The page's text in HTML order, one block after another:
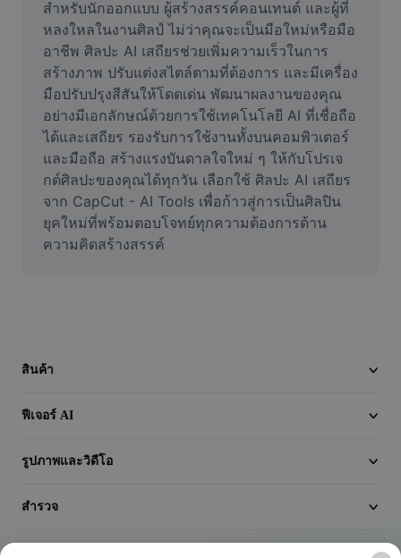
AI People Remover
AI Inpainting
Face Cutout
วิดีโอ
ลบพื้นหลังวิดีโอ
ปรับปรุงคุณภาพ
สำหรับนักออกแบบ ผู้สร้างสรรค์คอนเทนต์ และผู้ที่
หลงใหลในงานศิลป์ ไม่ว่าคุณจะเป็นมือใหม่หรือมือ
อาชีพ ศิลปะ AI เสถียรช่วยเพิ่มความเร็วในการ
สร้างภาพ ปรับแต่งสไตล์ตามที่ต้องการ และมีเครื่อง
มือปรับปรุงสีสันให้โดดเด่น พัฒนาผลงานของคุณ
อย่างมีเอกลักษณ์ด้วยการใช้เทคโนโลยี AI ที่เชื่อถือ
ได้และเสถียร รองรับการใช้งานทั้งบนคอมพิวเตอร์
และมือถือ สร้างแรงบันดาลใจใหม่ ๆ ให้กับโปรเจ
กต์ศิลปะของคุณได้ทุกวัน เลือกใช้ ศิลปะ AI เสถียร
จาก CapCut - AI Tools เพื่อก้าวสู่การเป็นศิลปิน
ยุคใหม่ที่พร้อมตอบโจทย์ทุกความต้องการด้าน
ความคิดสร้างสรรค์
สินค้า
ฟีเจอร์ AI
รูปภาพและวิดีโอ
สำรวจ